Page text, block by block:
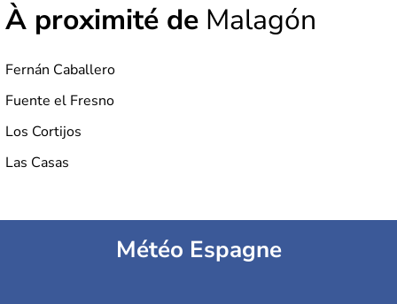
À proximité de Malagón
Fernán Caballero
Fuente el Fresno
Los Cortijos
Las Casas
Météo Espagne